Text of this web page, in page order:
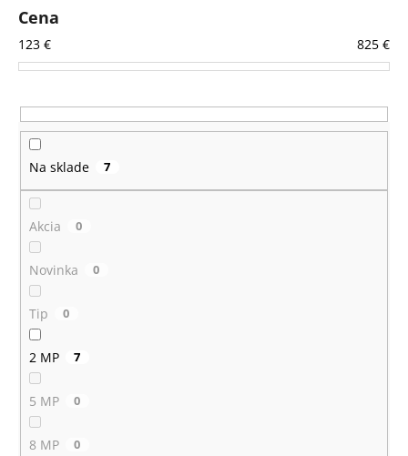
p
r
o
u
k
o
v
Cena
123 € 825 €
Na sklade 7
Akcia 0
Novinka 0
Tip 0
2 MP 7
5 MP 0
8 MP 0
O
d
p
o
ú
č
m
e